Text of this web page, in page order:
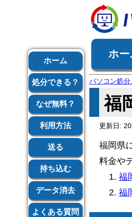
ホー
パソコン処分
福
更新日:
福岡県
料金や
福
福
ホーム
処分できる？
なぜ無料？
利用方法
送る
持ち込む
データ消去
よくある質問